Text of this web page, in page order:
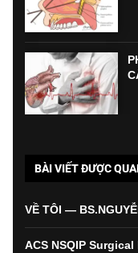
BÀI VIẾT ĐƯỢC
VỀ TÔI —
ACS NSQIP